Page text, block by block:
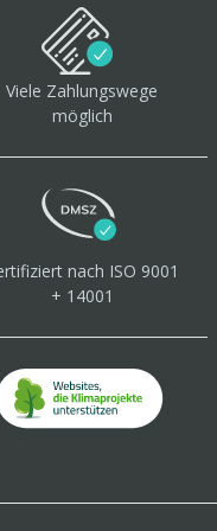
Viele Zahlungswege
möglich
nach ISO 9001
+ 14001